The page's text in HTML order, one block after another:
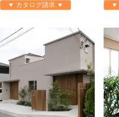
▼ カタログ請求 ▼ ▼